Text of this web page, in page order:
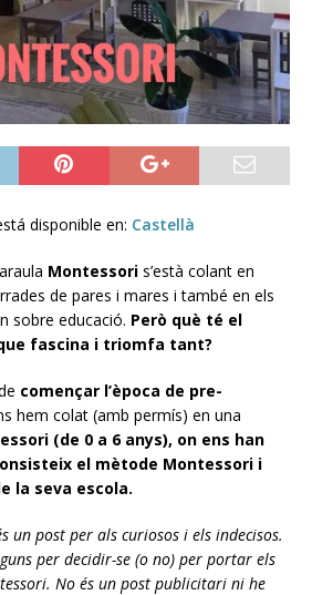
disponible en: Castellà
Montessori s’està colant en
de pares i mares i també en els
sobre educació. Però què té el
fascina i triomfa tant?
començar l’època de pre-
hem colat (amb permís) en una
(de 0 a 6 anys), on ens han
el mètode Montessori i
la seva escola.
un post per als curiosos i els indecisos.
per decidir-se (o no) per portar els
No és un post publicitari ni he